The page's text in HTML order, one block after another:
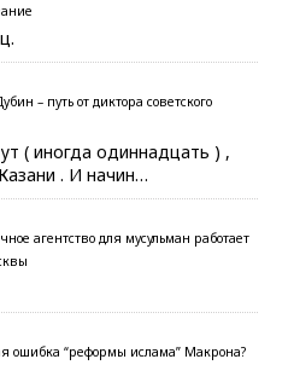
– путь от диктора советского
( иногда одиннадцать ) ,
. И начин…
агентство для мусульман работает
ошибка “реформы ислама” Макрона?